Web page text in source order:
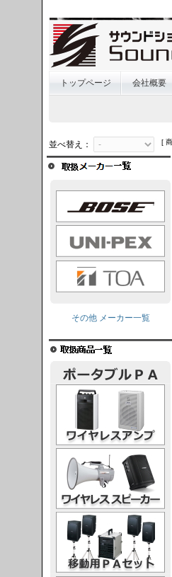
トップページ 会社概要
並べ替え： [
その他 メーカー一覧